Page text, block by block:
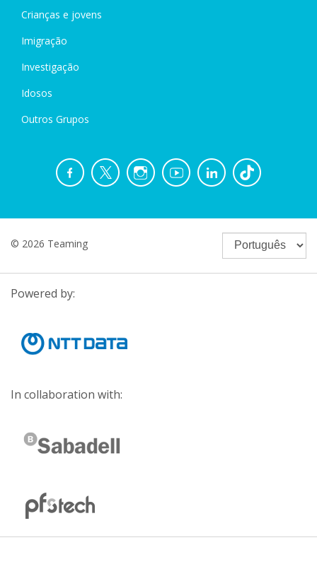
Crianças e jovens
Imigração
Investigação
Idosos
Outros Grupos
© 2026 Teaming
Powered by:
In collaboration with: